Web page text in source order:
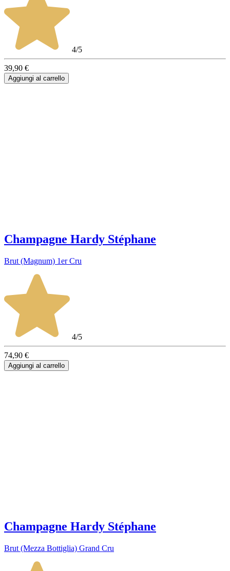
4/5
39,90 €
Aggiungi al carrello
Champagne Hardy Stéphane
Brut (Magnum) 1er Cru
4/5
74,90 €
Aggiungi al carrello
Champagne Hardy Stéphane
Brut (Mezza Bottiglia) Grand Cru